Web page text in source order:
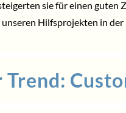
sie für einen guten
Hilfsprojekten in